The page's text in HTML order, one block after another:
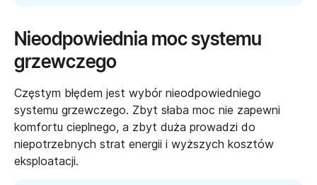
Nieodpowiednia moc systemu
grzewczego
Częstym błędem jest wybór nieodpowiedniego
systemu grzewczego. Zbyt słaba moc nie zapewni
komfortu cieplnego, a zbyt duża prowadzi do
niepotrzebnych strat energii i wyższych kosztów
eksploatacji.